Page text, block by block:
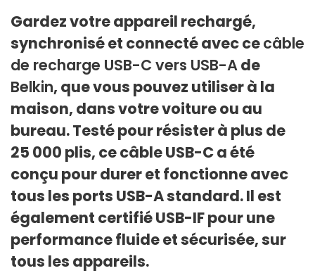
Gardez votre appareil rechargé,
synchronisé et connecté avec cecâble
de recharge USB-C vers USB-Ade
Belkin, que vous pouvez utiliser à la
maison, dans votre voiture ou au
bureau. Testé pour résister à plus de
25 000 plis, ce câble USB-C a été
conçu pour durer et fonctionne avec
tous les ports USB-A standard. Il est
également certifié USB-IF pour une
performance fluide et sécurisée, sur
tous les appareils.